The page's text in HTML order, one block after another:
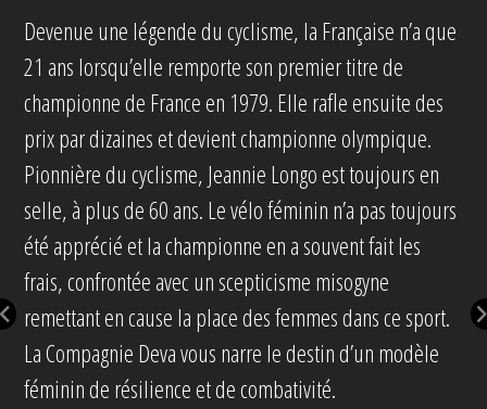
Devenue une légende du cyclisme, la Française n’a que
21 ans lorsqu’elle remporte son premier titre de
championne de France en 1979. Elle rafle ensuite des
prix par dizaines et devient championne olympique.
Pionnière du cyclisme, Jeannie Longo est toujours en
selle, à plus de 60 ans. Le vélo féminin n’a pas toujours
été apprécié et la championne en a souvent fait les
frais, confrontée avec un scepticisme misogyne
remettant en cause la place des femmes dans ce sport.
La Compagnie Deva vous narre le destin d’un modèle
féminin de résilience et de combativité.